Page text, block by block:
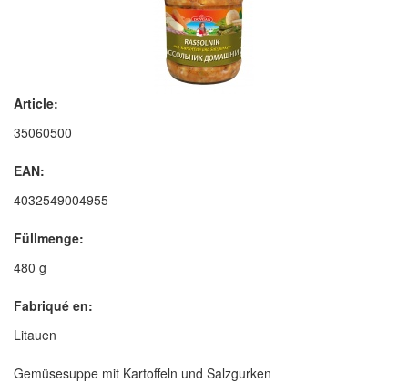
Article:
35060500
EAN:
4032549004955
Füllmenge:
480 g
Fabriqué en:
Litauen
Gemüsesuppe mit Kartoffeln und Salzgurken